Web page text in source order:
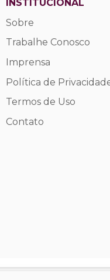
INSTITUCIONAL
Sobre
Trabalhe Conosco
Imprensa
Política de
Termos de Uso
Contato